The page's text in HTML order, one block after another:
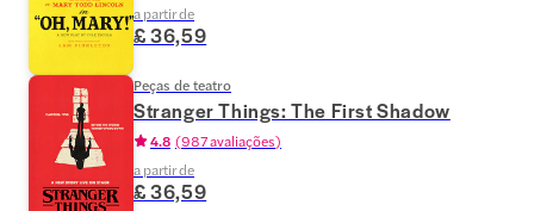
a partir de
£ 36,59
Peças de teatro
Stranger Things: The First Shadow
4.8 (987 avaliações)
a partir de
£ 36,59